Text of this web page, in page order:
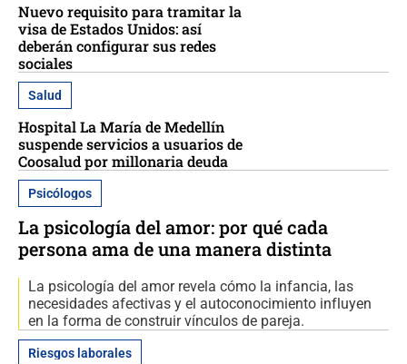
Nuevo requisito para tramitar la
visa de Estados Unidos: así
deberán configurar sus redes
sociales
Salud
Hospital La María de Medellín
suspende servicios a usuarios de
Coosalud por millonaria deuda
Psicólogos
La psicología del amor: por qué cada
persona ama de una manera distinta
La psicología del amor revela cómo la infancia, las
necesidades afectivas y el autoconocimiento influyen
en la forma de construir vínculos de pareja.
Riesgos laborales